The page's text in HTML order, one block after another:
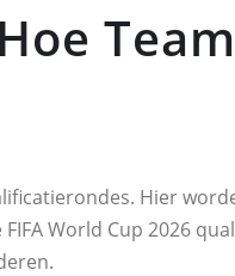
Hier
World Cup 2026